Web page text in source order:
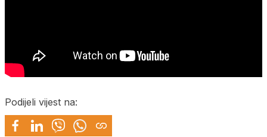
Podijeli vijest na: